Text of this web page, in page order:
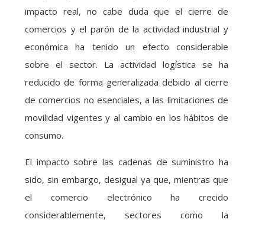
impacto real, no cabe duda que el cierre de
comercios y el parón de la actividad industrial y
económica ha tenido un efecto considerable
sobre el sector. La actividad logística se ha
reducido de forma generalizada debido al cierre
de comercios no esenciales, a las limitaciones de
movilidad vigentes y al cambio en los hábitos de
consumo.
El impacto sobre las cadenas de suministro ha
sido, sin embargo, desigual ya que, mientras que
el comercio electrónico ha crecido
considerablemente, sectores como la